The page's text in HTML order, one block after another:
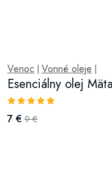
Venoc Vonné oleje
Esenciálny olej
7 € 9 €